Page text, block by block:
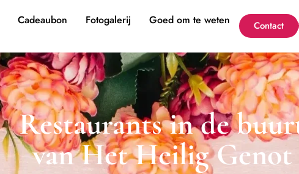
Cadeaubon Fotogalerij Goed om te weten Contact
Restaurants in de
van Het Heilig Genot